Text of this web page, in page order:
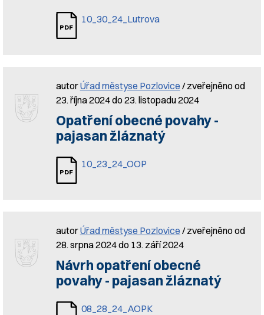
10_30_24_Lutrova
autorÚřad městyse Pozlovice / zveřejněno od
23. října 2024 do 23. listopadu 2024
Opatření obecné povahy -
pajasan žláznatý
10_23_24_OOP
autorÚřad městyse Pozlovice / zveřejněno od
28. srpna 2024 do 13. září 2024
Návrh opatření obecné
povahy - pajasan žláznatý
08_28_24_AOPK